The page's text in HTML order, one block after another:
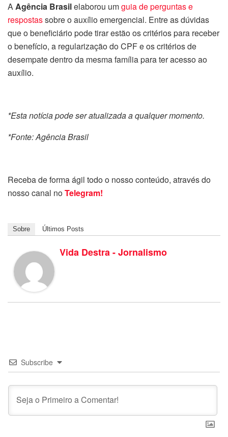
AAgência Brasilelaborou umguia de perguntas e
respostassobre o auxílio emergencial. Entre as dúvidas
que o beneficiário pode tirar estão os critérios para receber
o benefício, a regularização do CPF e os critérios de
desempate dentro da mesma família para ter acesso ao
auxílio.
*Esta notícia pode ser atualizada a qualquer momento.
*Fonte: Agência Brasil
Receba de forma ágil todo o nosso conteúdo, através do
nosso canal noTelegram!
Sobre Últimos Posts
Vida Destra - Jornalismo
Subscribe